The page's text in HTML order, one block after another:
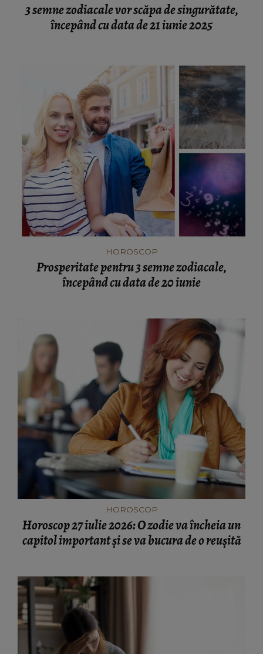
3 semne zodiacale vor scăpa de singurătate,
începând cu data de 21 iunie 2025
HOROSCOP
Prosperitate pentru 3 semne zodiacale,
începând cu data de 20 iunie
HOROSCOP
Horoscop 27 iulie 2026: O zodie va încheia un
capitol important și se va bucura de o reușită